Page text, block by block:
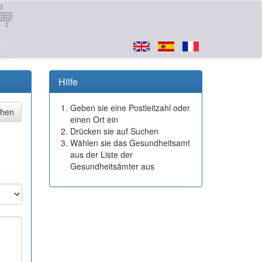
Hilfe
Geben sie eine Postleitzahl oder
einen Ort ein
Drücken sie auf Suchen
Wählen sie das Gesundheitsamt
aus der Liste der
Gesundheitsämter aus